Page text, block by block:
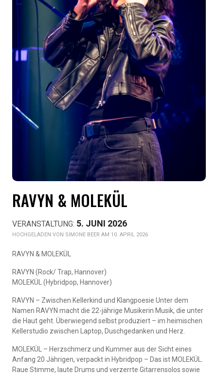
RAVYN & MOLEKÜL
5. JUNI 2026
SIMONE BEER AM 10. APRIL 2026
RAVYN & MOLEKÜL
RAVYN (Rock/ Trap, Hannover)
MOLEKÜL (Hybridpop, Hannover)
RAVYN – Zwischen Kellerkind und Klangpoesie Unter dem
Namen RAVYN macht die 22-jährige Musikerin Musik, die unter
die Haut geht. Überwiegend selbst produziert – im heimischen
Kellerstudio zwischen Laptop, Duschgedanken und Herz.
MOLEKÜL – Herzschmerz und Kummer aus der Sicht eines
Anfang 20 Jährigen, verpackt in Hybridpop – Das ist MOLEKÜL.
Raue Stimme, laute Drums und verzerrte Gitarrensolos sowie